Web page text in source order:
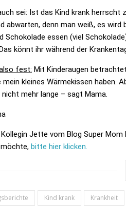
sei: Ist das Kind krank
abwarten, denn man weiß, es
Schokolade essen (viel
könnt ihr während der
fest: Mit Kinderaugen
mein kleines Wärmekissen haben.
mehr lange – sagt Mama.
Kollegin Jette vom Blog Super
bitte hier klicken.
Kind krank Krankheit